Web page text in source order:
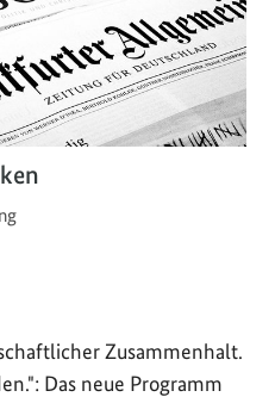
Zusammenhalt.
Das neue Programm